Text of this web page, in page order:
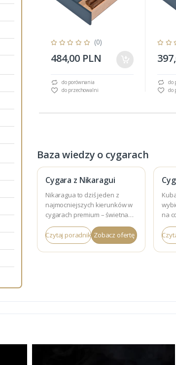
(0)
484,00 PLN
do porównania
do przechowalni
do
do
Baza wiedzy o cygarach
Cygara z Nikaragui
Nikaragua to dziś jeden z
najmocniejszych kierunków w
cygarach premium – świetna
jakość, charakter i duży wybór.
Czytaj poradnik Zobacz ofertę
na